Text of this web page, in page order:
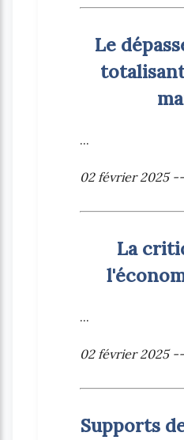
Le
...
02 février 2025 --
La
...
02 février 2025 --
Supports